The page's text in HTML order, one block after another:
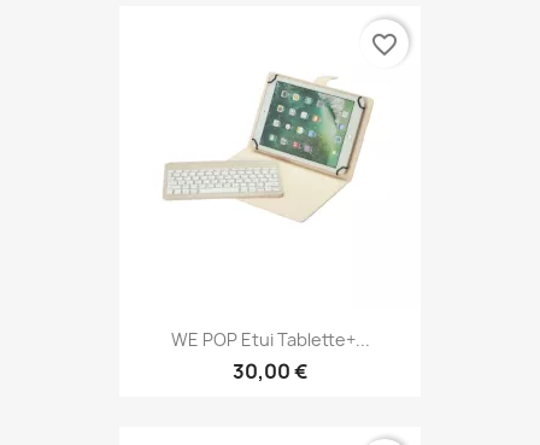
WE POP Etui Tablette+...
30,00 €
favorite_border